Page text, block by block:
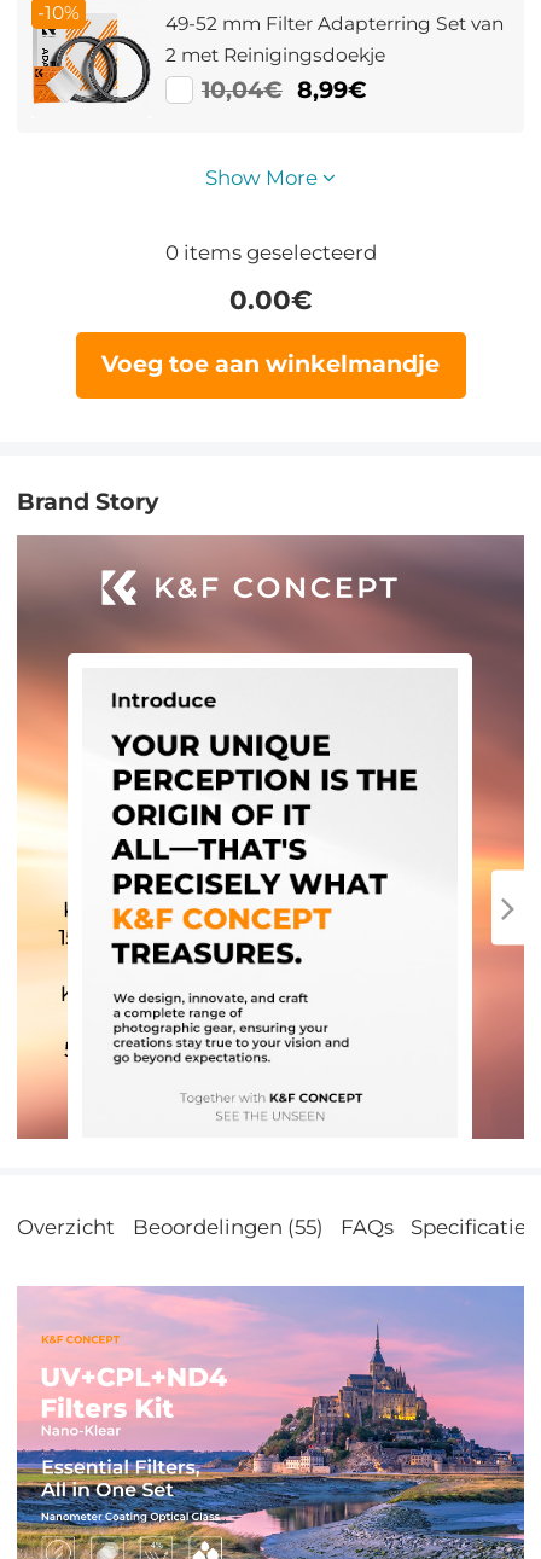
-10%
49-52 mm Filter Adapterring Set van
2 met Reinigingsdoekje
10,04€ 8,99€
Show More
0items geselecteerd
0.00€
Voeg toe aan winkelmandje
Brand Story
Overzicht Beoordelingen (55) FAQs Specificatie